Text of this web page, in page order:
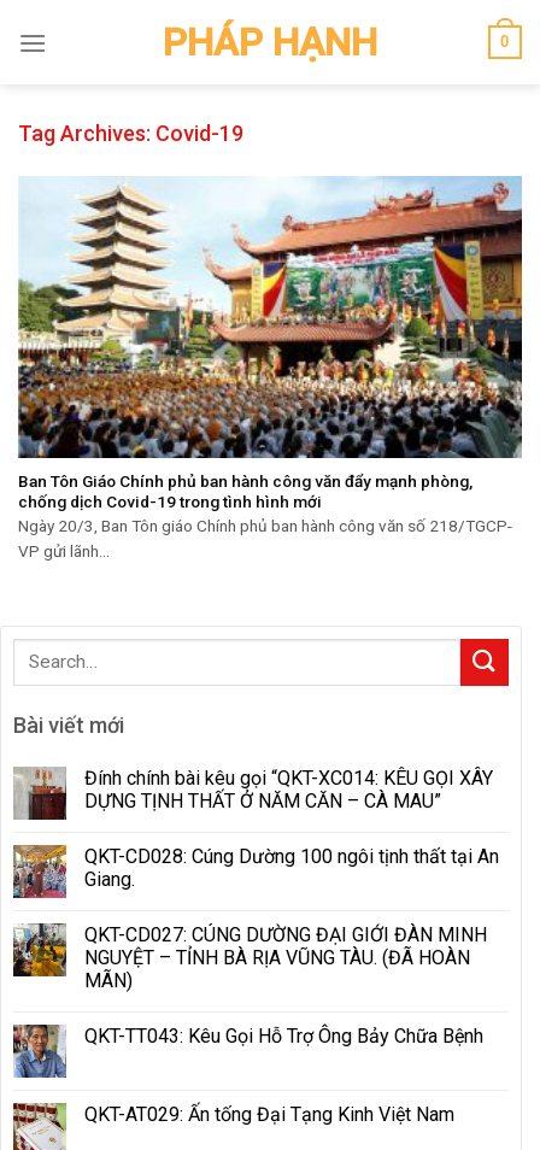
PHÁP HẠNH 0
Tag Archives: Covid-19
Ban Tôn Giáo Chính phủ ban hành công văn đẩy mạnh phòng,
chống dịch Covid-19 trong tình hình mới
Ngày 20/3, Ban Tôn giáo Chính phủ ban hành công văn số 218/TGCP-
VP gửi lãnh...
Bài viết mới
Đính chính bài kêu gọi “QKT-XC014: KÊU GỌI XÂY
DỰNG TỊNH THẤT Ở NĂM CĂN – CÀ MAU”
QKT-CD028: Cúng Dường 100 ngôi tịnh thất tại An
Giang.
QKT-CD027: CÚNG DƯỜNG ĐẠI GIỚI ĐÀN MINH
NGUYỆT – TỈNH BÀ RỊA VŨNG TÀU. (ĐÃ HOÀN
MÃN)
QKT-TT043: Kêu Gọi Hỗ Trợ Ông Bảy Chữa Bệnh
QKT-AT029: Ấn tống Đại Tạng Kinh Việt Nam